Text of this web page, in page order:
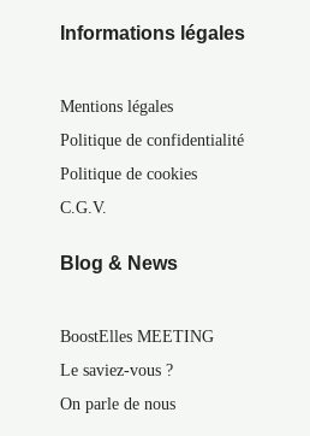
Informations légales
Mentions légales
Politique de confidentialité
Politique de cookies
C.G.V.
Blog & News
BoostElles MEETING
Le saviez-vous ?
On parle de nous